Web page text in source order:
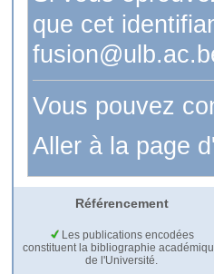
que cet
Vous pouvez
Aller à la page
Référencement
Les publications encodées
constituent la bibliographie
de l'Université.